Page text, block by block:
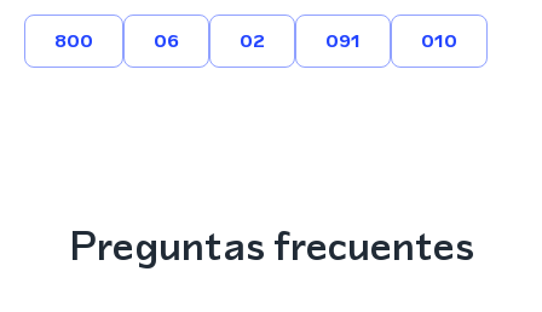
800 06 02 091 010
Preguntas frecuentes